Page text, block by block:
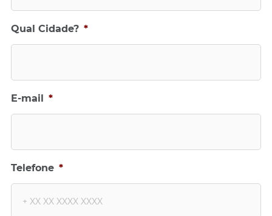
r
a
M
M
r
a
Y
Y
Qual Cidade? *
E-mail *
Telefone *